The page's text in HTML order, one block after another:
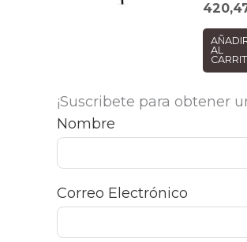
AL
¡Suscribete para obtener
Nombre
Correo Electrónico